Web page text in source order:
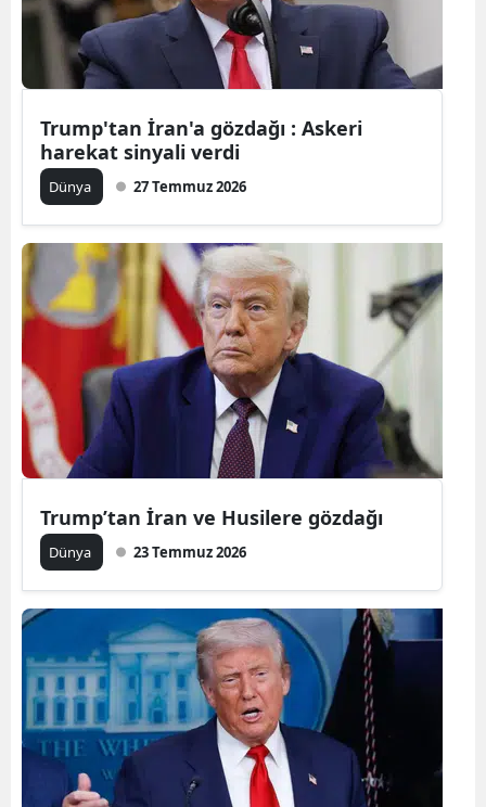
Zonguldak
Karaman
Batman
Şırnak
Ardahan
Iğdır
Kilis
Trump'tan İran'a gözdağı : Askeri
harekat sinyali verdi
Dünya 27 Temmuz 2026
Trump’tan İran ve Husilere gözdağı
Dünya 23 Temmuz 2026